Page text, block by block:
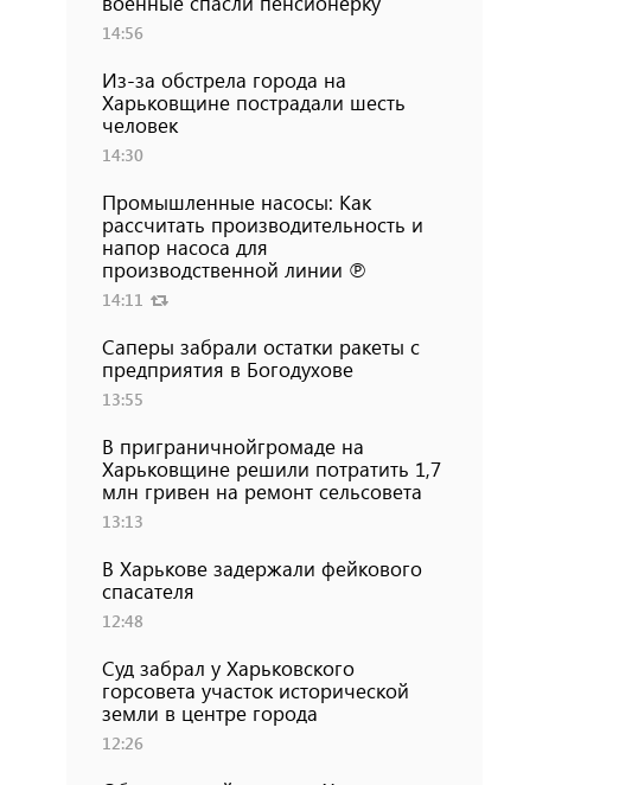
14:56
Из-за обстрела города на
Харьковщине пострадали шесть
человек
14:30
Промышленные насосы: Как
рассчитать производительность и
напор насоса для
производственной линии ℗
14:11
Саперы забрали остатки ракеты с
предприятия в Богодухове
13:55
В приграничнойгромаде на
Харьковщине решили потратить 1,7
млн ​​гривен на ремонт сельсовета
13:13
В Харькове задержали фейкового
спасателя
12:48
Суд забрал у Харьковского
горсовета участок исторической
земли в центре города
12:26